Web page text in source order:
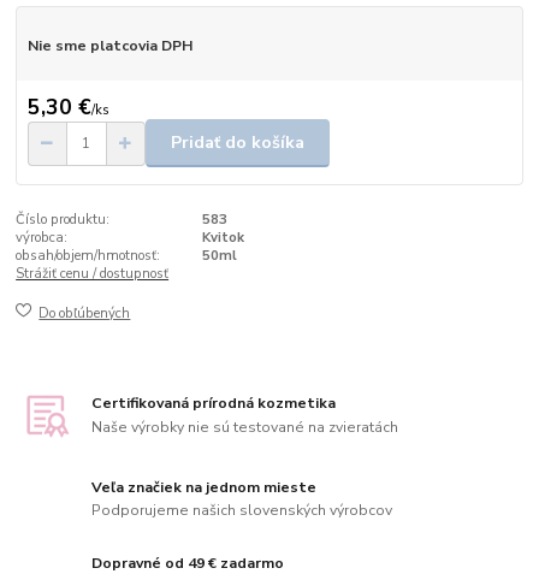
Nie sme platcovia DPH
5,30 €/ks
Pridať do košíka
Číslo produktu:
583
výrobca:
Kvitok
obsah/objem/hmotnosť:
50ml
Strážiť cenu / dostupnosť
Do obľúbených
Certifikovaná prírodná kozmetika
Naše výrobky nie sú testované na zvieratách
Veľa značiek na jednom mieste
Podporujeme našich slovenských výrobcov
Dopravné od 49 € zadarmo